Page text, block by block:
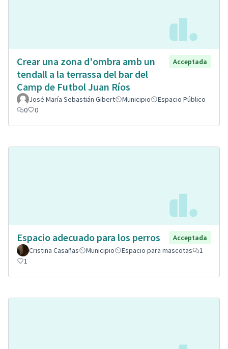
Crear una zona d'ombra amb un
tendall a la terrassa del bar del
Camp de Futbol Juan Ríos
Acceptada
José María Sebastián Gibert Municipio
Espacio Público
0
0
Espacio adecuado para los perros
Acceptada
Cristina Casañas
Municipio Espacio para mascotas
1
1